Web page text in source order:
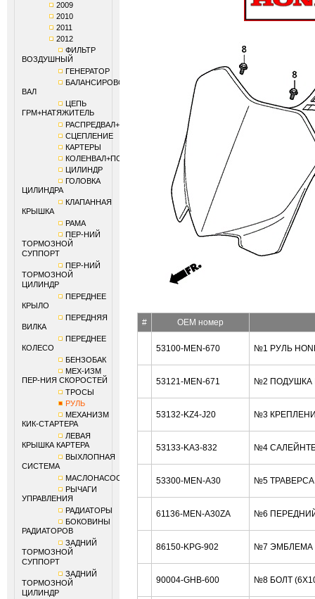
2009
2010
2011
2012
ФИЛЬТР
ВОЗДУШНЫЙ
ГЕНЕРАТОР
БАЛАНСИРОВОЧНЫЙ
ВАЛ
ЦЕПЬ
ГРМ+НАТЯЖИТЕЛЬ
РАСПРЕДВАЛ+КЛАПАНЫ
СЦЕПЛЕНИЕ
КАРТЕРЫ
КОЛЕНВАЛ+ПОРШЕНЬ
ЦИЛИНДР
ГОЛОВКА
ЦИЛИНДРА
КЛАПАННАЯ
КРЫШКА
РАМА
ПЕР-НИЙ
ТОРМОЗНОЙ
СУППОРТ
ПЕР-НИЙ
ТОРМОЗНОЙ
ЦИЛИНДР
ПЕРЕДНЕЕ
КРЫЛО
ПЕРЕДНЯЯ
ВИЛКА
ПЕРЕДНЕЕ
КОЛЕСО
БЕНЗОБАК
МЕХ-ИЗМ
ПЕР-НИЯ СКОРОСТЕЙ
ТРОСЫ
РУЛЬ
МЕХАНИЗМ
КИК-СТАРТЕРА
ЛЕВАЯ
КРЫШКА КАРТЕРА
ВЫХЛОПНАЯ
СИСТЕМА
МАСЛОНАСОС
РЫЧАГИ
УПРАВЛЕНИЯ
РАДИАТОРЫ
БОКОВИНЫ
РАДИАТОРОВ
ЗАДНИЙ
ТОРМОЗНОЙ
СУППОРТ
ЗАДНИЙ
ТОРМОЗНОЙ
ЦИЛИНДР
# OEM номер
53100-MEN-670 №1 РУЛЬ
53121-MEN-671 №2 ПОДУШКА
53132-KZ4-J20 №3
53133-KA3-832 №4
53300-MEN-A30 №5 ТРАВЕРСА
61136-MEN-A30ZA №6 ПЕРЕДНИЙ
86150-KPG-902 №7 ЭМБЛЕМА
90004-GHB-600 №8 БОЛТ